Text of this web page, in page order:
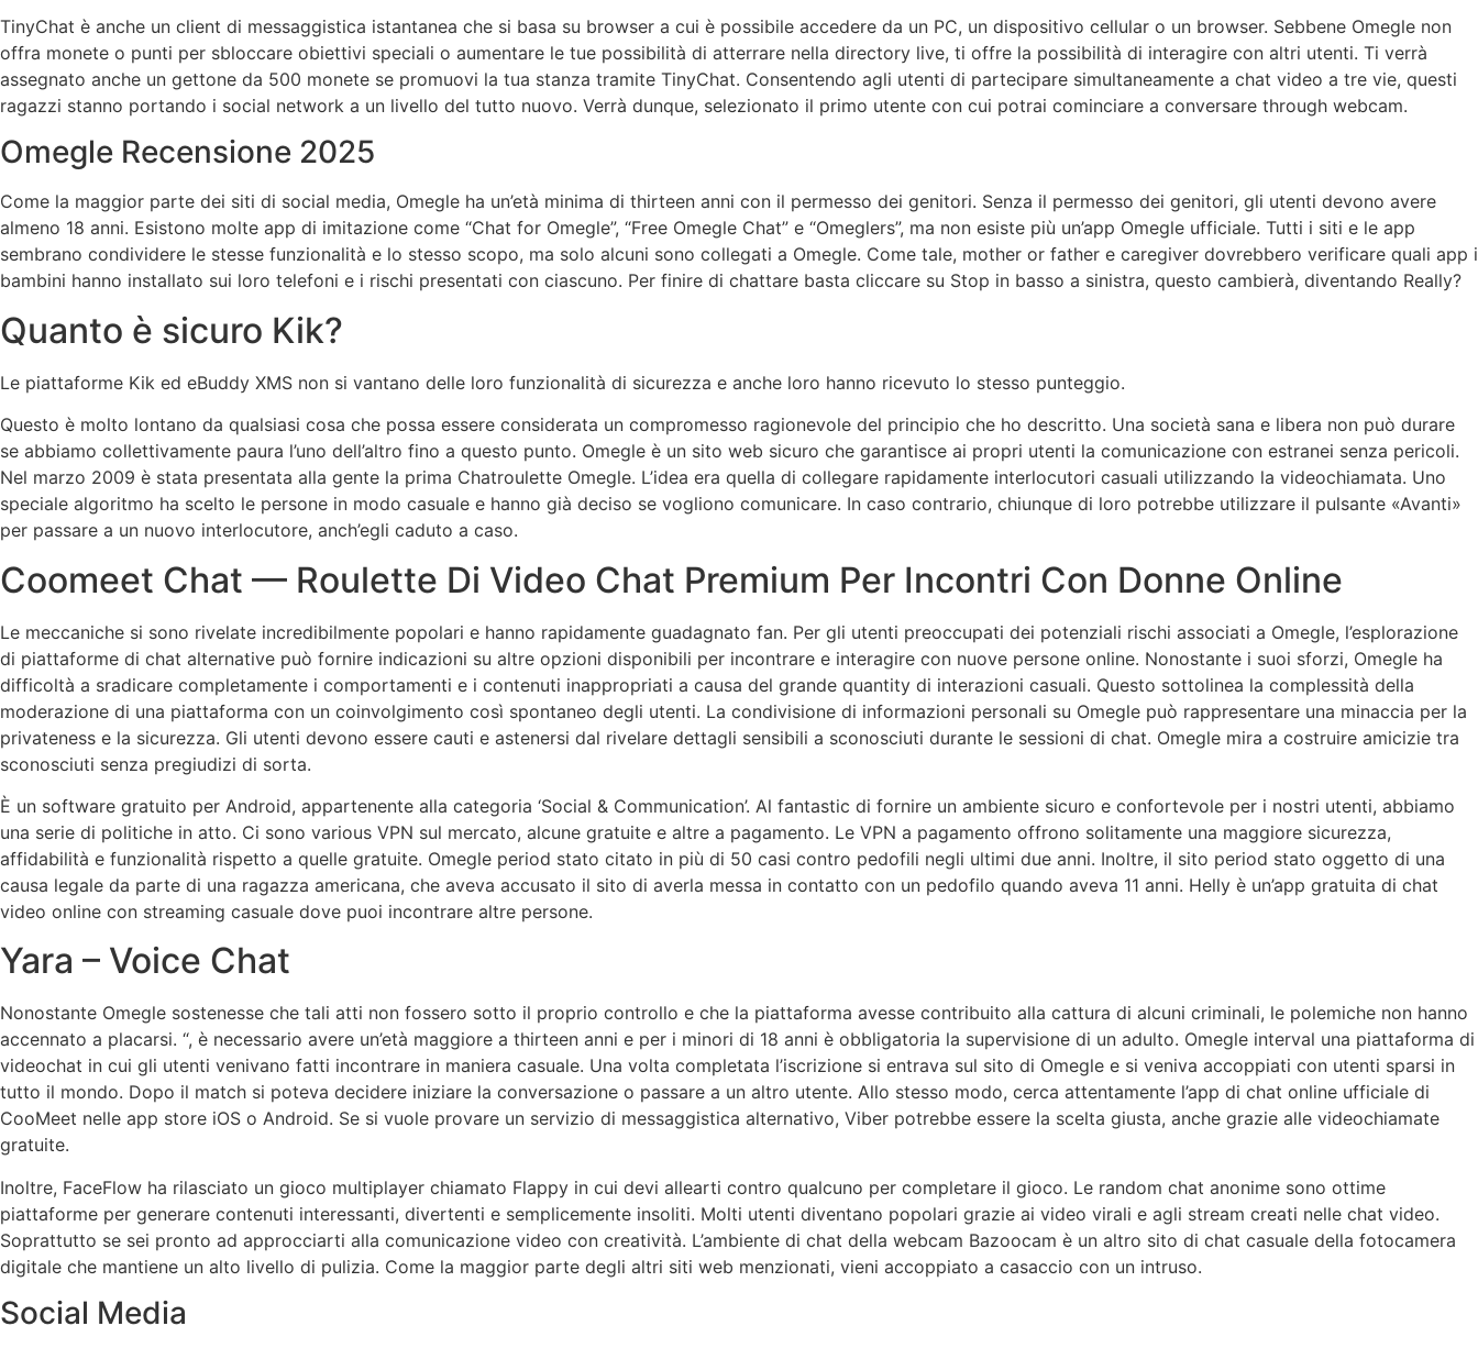
TinyChat è anche un client di messaggistica istantanea che si basa su browser a cui è possibile accedere da un PC, un dispositivo cellular o un browser. Sebbene Omegle non
offra monete o punti per sbloccare obiettivi speciali o aumentare le tue possibilità di atterrare nella directory live, ti offre la possibilità di interagire con altri utenti. Ti verrà
assegnato anche un gettone da 500 monete se promuovi la tua stanza tramite TinyChat. Consentendo agli utenti di partecipare simultaneamente a chat video a tre vie, questi
ragazzi stanno portando i social network a un livello del tutto nuovo. Verrà dunque, selezionato il primo utente con cui potrai cominciare a conversare through webcam.
Omegle Recensione 2025
Come la maggior parte dei siti di social media, Omegle ha un’età minima di thirteen anni con il permesso dei genitori. Senza il permesso dei genitori, gli utenti devono avere
almeno 18 anni. Esistono molte app di imitazione come “Chat for Omegle”, “Free Omegle Chat” e “Omeglers”, ma non esiste più un’app Omegle ufficiale. Tutti i siti e le app
sembrano condividere le stesse funzionalità e lo stesso scopo, ma solo alcuni sono collegati a Omegle. Come tale, mother or father e caregiver dovrebbero verificare quali app i
bambini hanno installato sui loro telefoni e i rischi presentati con ciascuno. Per finire di chattare basta cliccare su Stop in basso a sinistra, questo cambierà, diventando Really?
Quanto è sicuro Kik?
Le piattaforme Kik ed eBuddy XMS non si vantano delle loro funzionalità di sicurezza e anche loro hanno ricevuto lo stesso punteggio.
Questo è molto lontano da qualsiasi cosa che possa essere considerata un compromesso ragionevole del principio che ho descritto. Una società sana e libera non può durare
se abbiamo collettivamente paura l’uno dell’altro fino a questo punto. Omegle è un sito web sicuro che garantisce ai propri utenti la comunicazione con estranei senza pericoli.
Nel marzo 2009 è stata presentata alla gente la prima Chatroulette Omegle. L’idea era quella di collegare rapidamente interlocutori casuali utilizzando la videochiamata. Uno
speciale algoritmo ha scelto le persone in modo casuale e hanno già deciso se vogliono comunicare. In caso contrario, chiunque di loro potrebbe utilizzare il pulsante «Avanti»
per passare a un nuovo interlocutore, anch’egli caduto a caso.
Coomeet Chat — Roulette Di Video Chat Premium Per Incontri Con Donne Online
Le meccaniche si sono rivelate incredibilmente popolari e hanno rapidamente guadagnato fan. Per gli utenti preoccupati dei potenziali rischi associati a Omegle, l’esplorazione
di piattaforme di chat alternative può fornire indicazioni su altre opzioni disponibili per incontrare e interagire con nuove persone online. Nonostante i suoi sforzi, Omegle ha
difficoltà a sradicare completamente i comportamenti e i contenuti inappropriati a causa del grande quantity di interazioni casuali. Questo sottolinea la complessità della
moderazione di una piattaforma con un coinvolgimento così spontaneo degli utenti. La condivisione di informazioni personali su Omegle può rappresentare una minaccia per la
privateness e la sicurezza. Gli utenti devono essere cauti e astenersi dal rivelare dettagli sensibili a sconosciuti durante le sessioni di chat. Omegle mira a costruire amicizie tra
sconosciuti senza pregiudizi di sorta.
È un software gratuito per Android, appartenente alla categoria ‘Social & Communication’. Al fantastic di fornire un ambiente sicuro e confortevole per i nostri utenti, abbiamo
una serie di politiche in atto. Ci sono various VPN sul mercato, alcune gratuite e altre a pagamento. Le VPN a pagamento offrono solitamente una maggiore sicurezza,
affidabilità e funzionalità rispetto a quelle gratuite. Omegle period stato citato in più di 50 casi contro pedofili negli ultimi due anni. Inoltre, il sito period stato oggetto di una
causa legale da parte di una ragazza americana, che aveva accusato il sito di averla messa in contatto con un pedofilo quando aveva 11 anni. Helly è un’app gratuita di chat
video online con streaming casuale dove puoi incontrare altre persone.
Yara – Voice Chat
Nonostante Omegle sostenesse che tali atti non fossero sotto il proprio controllo e che la piattaforma avesse contribuito alla cattura di alcuni criminali, le polemiche non hanno
accennato a placarsi. “, è necessario avere un’età maggiore a thirteen anni e per i minori di 18 anni è obbligatoria la supervisione di un adulto. Omegle interval una piattaforma di
videochat in cui gli utenti venivano fatti incontrare in maniera casuale. Una volta completata l’iscrizione si entrava sul sito di Omegle e si veniva accoppiati con utenti sparsi in
tutto il mondo. Dopo il match si poteva decidere iniziare la conversazione o passare a un altro utente. Allo stesso modo, cerca attentamente l’app di chat online ufficiale di
CooMeet nelle app store iOS o Android. Se si vuole provare un servizio di messaggistica alternativo, Viber potrebbe essere la scelta giusta, anche grazie alle videochiamate
gratuite.
Inoltre, FaceFlow ha rilasciato un gioco multiplayer chiamato Flappy in cui devi allearti contro qualcuno per completare il gioco. Le random chat anonime sono ottime
piattaforme per generare contenuti interessanti, divertenti e semplicemente insoliti. Molti utenti diventano popolari grazie ai video virali e agli stream creati nelle chat video.
Soprattutto se sei pronto ad approcciarti alla comunicazione video con creatività. L’ambiente di chat della webcam Bazoocam è un altro sito di chat casuale della fotocamera
digitale che mantiene un alto livello di pulizia. Come la maggior parte degli altri siti web menzionati, vieni accoppiato a casaccio con un intruso.
Social Media